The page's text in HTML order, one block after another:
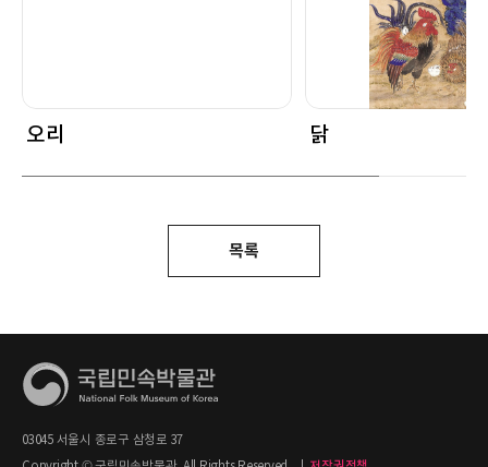
오리 닭
목록
03045 서울시 종로구 삼청로 37